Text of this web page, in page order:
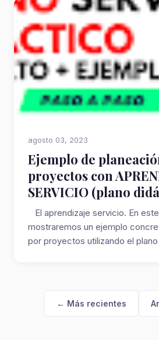
agosto 03, 2023
Ejemplo de
proyectos con
SERVICIO (plano
El aprendizaje servicio. En
mostraremos un ejemplo
por proyectos utilizando el
← Más recientes